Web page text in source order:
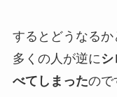
するとどうなるか
多くの人が逆に
べてしまったので